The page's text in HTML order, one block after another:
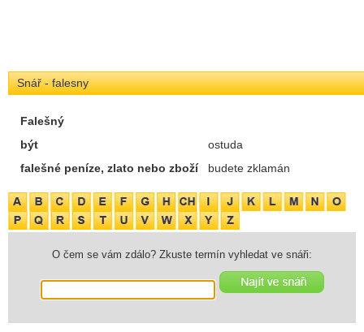
Snář - falesny
Falešný
být
ostuda
falešné peníze, zlato nebo zboží
budete zklamán
O čem se vám zdálo? Zkuste termín vyhledat ve snáři: